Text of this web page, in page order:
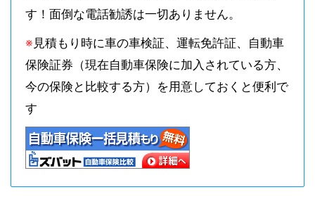
す！面倒な電話勧誘は一切ありません。
※ 見積もり時に車の車検証、運転免許証、自動車
保険証券（現在自動車保険に加入されている方、
今の保険と比較する方）を用意しておくと便利で
す